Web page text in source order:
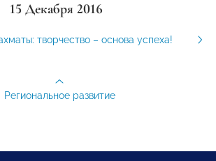
15 Декабря 2016
творчество – основа успеха!
Региональное развитие